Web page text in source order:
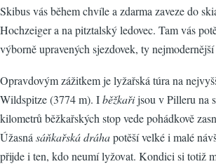
Skibus vás během chvíle a zdarma zaveze do
Hochzeiger a na pitztalský ledovec. Tam vás
výborně upravených sjezdovek, ty
Opravdovým zážitkem je lyžařská túra na
Wildspitze (3774 m). Iběžkařijsou v Pilleru na
kilometrů běžkařských stop vede pohádkově
Úžasná sáňkařská dráhapotěší velké i malé
přijde i ten, kdo neumí lyžovat. Kondici si totiž